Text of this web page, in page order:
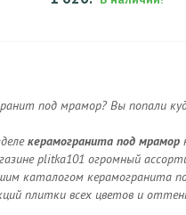
под мрамор? Вы попали
керамогранита под мрамор
plitka101 огромный
каталогом керамогранита
плитки всех цветов и